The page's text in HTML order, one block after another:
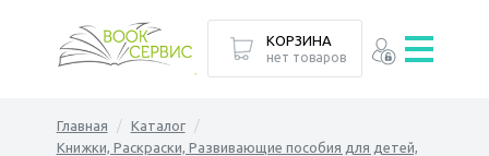
Главная
Каталог
Книжки, Раскраски, Развивающие пособия для детей,
КОРЗИНА
нет товаров